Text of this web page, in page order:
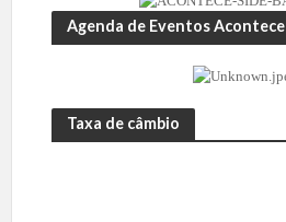
Agenda de Eventos Acontece
Taxa de câmbio